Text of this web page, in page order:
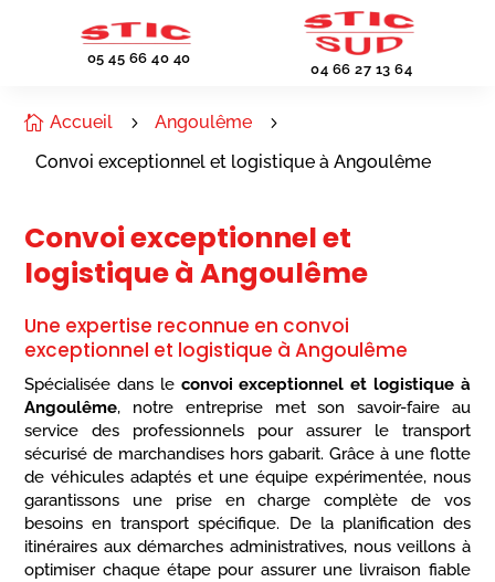
05 45 66 40 40
04 66 27 13 64
 Accueil 5 Angoulême 5
Convoi exceptionnel et logistique à Angoulême
Convoi exceptionnel et
logistique à Angoulême
Une expertise reconnue en convoi
exceptionnel et logistique à Angoulême
Spécialisée dans le convoi exceptionnel et logistique à
Angoulême, notre entreprise met son savoir-faire au
service des professionnels pour assurer le transport
sécurisé de marchandises hors gabarit. Grâce à une flotte
de véhicules adaptés et une équipe expérimentée, nous
garantissons une prise en charge complète de vos
besoins en transport spécifique. De la planification des
itinéraires aux démarches administratives, nous veillons à
optimiser chaque étape pour assurer une livraison fiable